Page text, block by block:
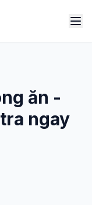
ăn -
ngay